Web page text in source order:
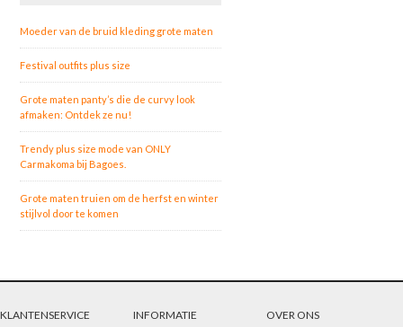
Moeder van de bruid kleding grote maten
Festival outfits plus size
Grote maten panty’s die de curvy look
afmaken: Ontdek ze nu!
Trendy plus size mode van ONLY
Carmakoma bij Bagoes.
Grote maten truien om de herfst en winter
stijlvol door te komen
KLANTENSERVICE INFORMATIE OVER ONS